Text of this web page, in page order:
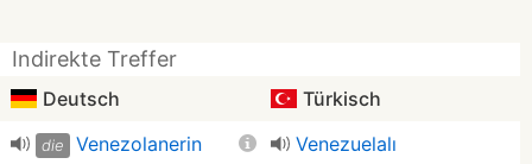
Indirekte Treffer
Deutsch Türkisch
die Venezolanerin Venezuelalı